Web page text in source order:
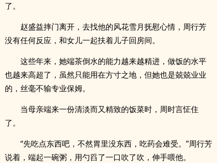
了。
赵盛益摔门离开，去找他的风花雪月抚慰心情，周行芳
没有任何反应，和女儿一起扶着儿子回房间。
这些年来，她端茶倒水的能力越来越精进，做饭的水平
也越来高超了，虽然只能用在方寸之地，但她也是兢兢业业
的，丝毫不输专业保姆。
当母亲端来一份清淡而又精致的饭菜时，周时言怔住
了。
“先吃点东西吧，不然胃里没东西，吃药会难受。”周行芳
说着，端起一碗粥，用勺舀了一口吹了吹，伸手喂他。